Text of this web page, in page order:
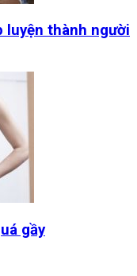
luyện thành người
gầy